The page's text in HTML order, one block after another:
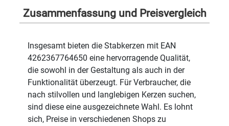
Zusammenfassung und Preisvergleich
Insgesamt bieten die Stabkerzen mit EAN
4262367764650 eine hervorragende Qualität,
die sowohl in der Gestaltung als auch in der
Funktionalität überzeugt. Für Verbraucher, die
nach stilvollen und langlebigen Kerzen suchen,
sind diese eine ausgezeichnete Wahl. Es lohnt
sich, Preise in verschiedenen Shops zu